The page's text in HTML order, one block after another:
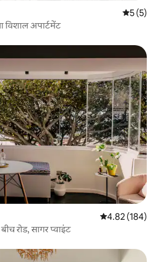
औसत रेटिंग
5 (5)
विशाल अपार्टमेंट
औसत रेटिंग 5 में से
4.82 (184)
रोड, सागर प्वाइंट